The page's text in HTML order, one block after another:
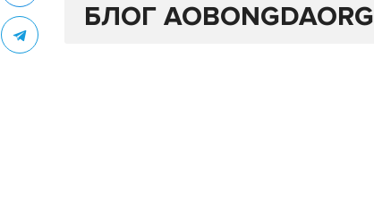
БЛОГ AOBONGDAORG